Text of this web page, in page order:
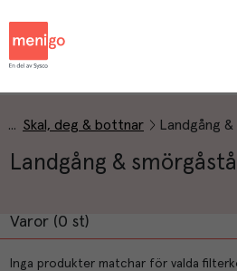
Skal, deg & bottnar Landgång
Landgång &
Varor (0 st)
Inga produkter matchar för valda